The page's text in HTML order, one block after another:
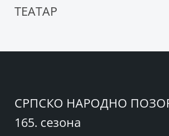
ТЕАТАР
СРПСКО НАРОДНО
165. сезона